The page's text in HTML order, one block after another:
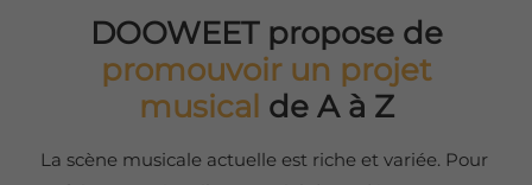
DOOWEET propose de
promouvoir un projet
musical de A à Z
La scène musicale actuelle est riche et variée. Pour